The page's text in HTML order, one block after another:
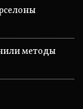
методы